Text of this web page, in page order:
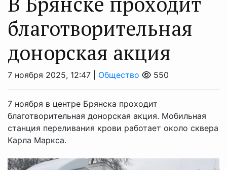
благотворительная
донорская акция
7 ноября 2025, 12:47 | Общество 550
7 ноября в центре Брянска проходит
благотворительная донорская акция. Мобильная
станция переливания крови работает около сквера
Карла Маркса.